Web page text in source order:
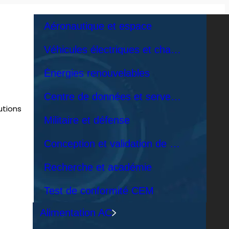
Aéronautique et espace
Véhicules électriques et chargeurs de véhicules électriques
Énergies renouvelables
Centre de données et serveurs de réseau
Militaire et défense
Conception et validation de l'alimentation
Recherche et académie
Test de conformité CEM
Alimentation AC